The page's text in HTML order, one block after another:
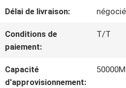
QUALITÉ
CONTACTEZ-
NOUS
Délai de livraison: négocié
Conditions de
paiement:
T/T
Capacité
d'approvisionnement: